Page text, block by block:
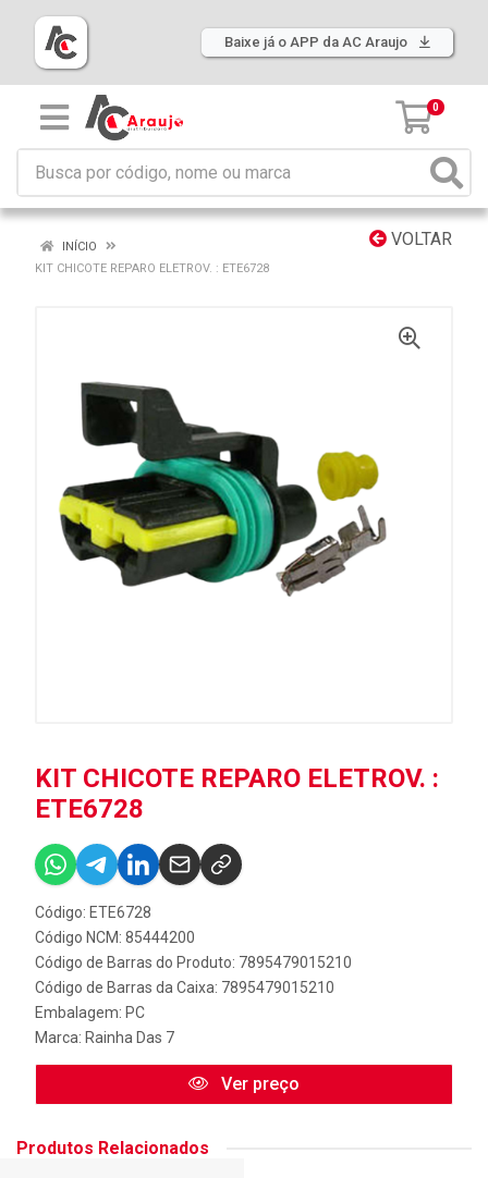
Baixe já o APP da AC Araujo
0
VOLTAR
INÍCIO
KIT CHICOTE REPARO ELETROV. : ETE6728
KIT CHICOTE REPARO ELETROV. :
ETE6728
Código: ETE6728
Código NCM: 85444200
Código de Barras do Produto: 7895479015210
Código de Barras da Caixa: 7895479015210
Embalagem: PC
Marca: Rainha Das 7
Ver preço
Produtos Relacionados